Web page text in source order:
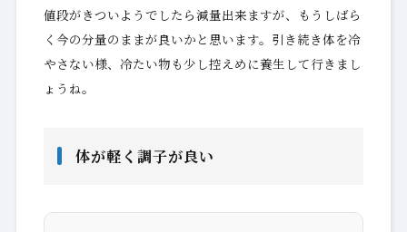
値段がきついようでしたら減量出来ますが、もうしばら
く今の分量のままが良いかと思います。引き続き体を冷
やさない様、冷たい物も少し控えめに養生して行きまし
ょうね。
体が軽く調子が良い